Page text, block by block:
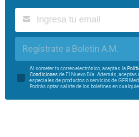
Regístrate a Boletín A.M.
Al someter tu correo electrónico, aceptas la
Condiciones de El Nuevo Día. Además,
especiales de productos o servicios de GFR
Podrás optar salirte de los boletines en